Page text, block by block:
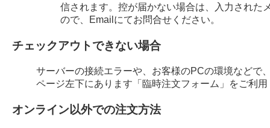
信されます。控が届かない場合は、入力された
ので、Emailにてお問合せください。
チェックアウトできない場合
サーバーの接続エラーや、お客様のPCの環境などで
ページ左下にあります「臨時注文フォーム」をご利
オンライン以外での注文方法